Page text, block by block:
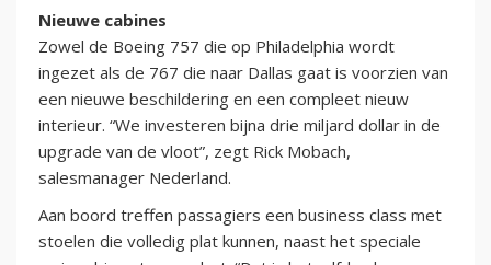
Nieuwe cabines
Zowel de Boeing 757 die op Philadelphia wordt
ingezet als de 767 die naar Dallas gaat is voorzien van
een nieuwe beschildering en een compleet nieuw
interieur. “We investeren bijna drie miljard dollar in de
upgrade van de vloot”, zegt Rick Mobach,
salesmanager Nederland.
Aan boord treffen passagiers een business class met
stoelen die volledig plat kunnen, naast het speciale